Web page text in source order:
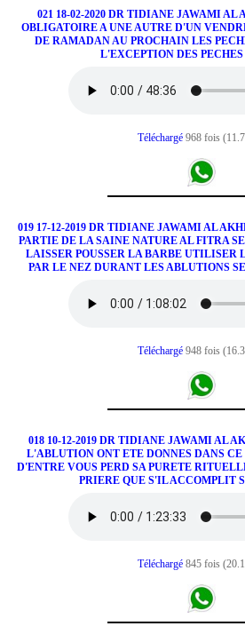
021 18-02-2020 DR TIDIANE JAWAMI AL
OBLIGATOIRE A UNE AUTRE D'UN
DE RAMADAN AU PROCHAIN LES
L'EXCEPTION DES
Téléchargé 968 fois
019 17-12-2019 DR TIDIANE JAWAMI AL
PARTIE DE LA SAINE NATURE AL FITRA
LAISSER POUSSER LA BARBE UTILISER
PAR LE NEZ DURANT LES ABLUTIONS
Téléchargé 948 fois
018 10-12-2019 DR TIDIANE JAWAMI AL
L'ABLUTION ONT ETE DONNES DANS
D'ENTRE VOUS PERD SA PURETE
PRIERE QUE S'IL ACCOMPLIT
Téléchargé 845 fois